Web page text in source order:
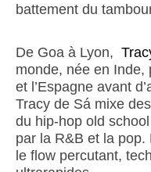
battement du
De Goa à Lyon,
monde, née en Inde,
et l’Espagne avant
Tracy de Sá mixe
du hip-hop old
par la R&B et la
le flow percutant,